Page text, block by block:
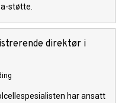
støtte.
direktør i
har ansatt